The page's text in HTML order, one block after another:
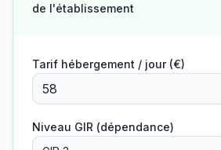
de l'établissement
Tarif hébergement / jour (€)
Niveau GIR (dépendance)